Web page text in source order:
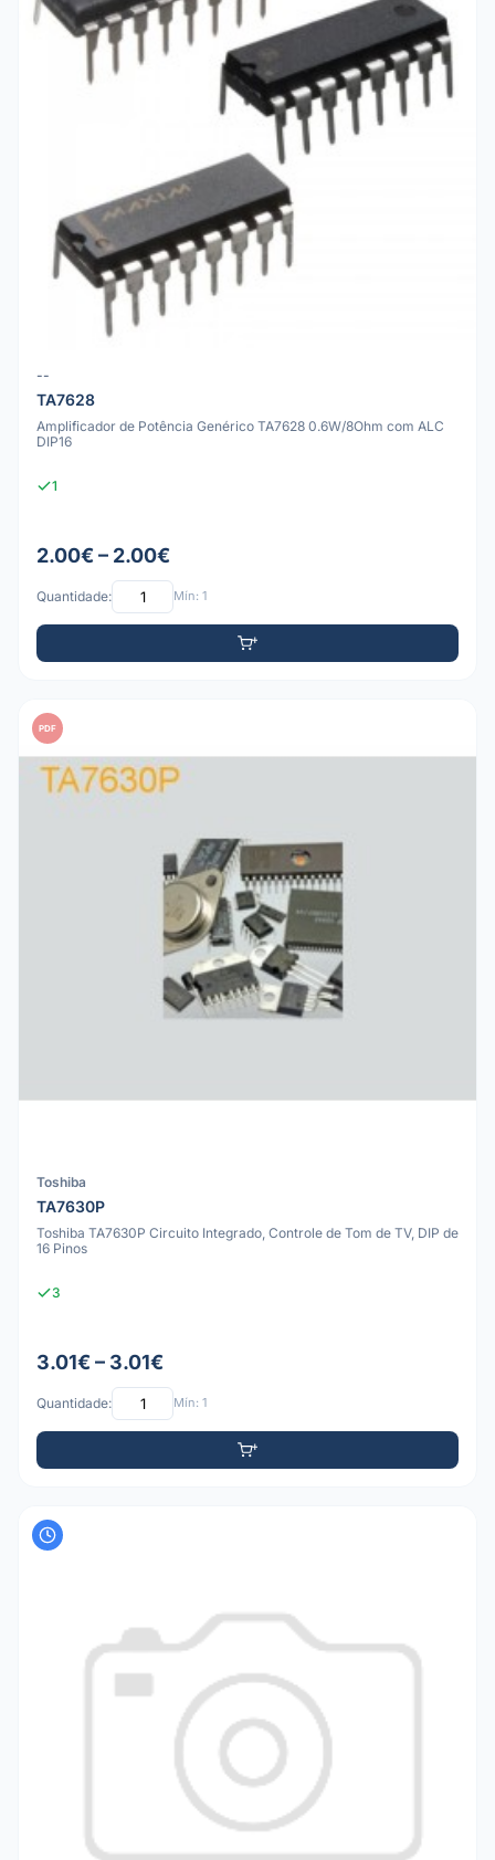
--
TA7628
Amplificador de Potência Genérico TA7628 0.6W/8Ohm com ALC
DIP16
1
2.00€ – 2.00€
Quantidade: Mín: 1
PDF
Toshiba
TA7630P
Toshiba TA7630P Circuito Integrado, Controle de Tom de TV, DIP de
16 Pinos
3
3.01€ – 3.01€
Quantidade: Mín: 1